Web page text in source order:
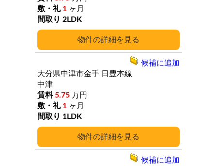
詳細
1 ヶ月
2LDK
詳細
大分県中津市金手 日豊本線
中津
5.75 万円
1 ヶ月
1LDK
候補に追加
候補に追加